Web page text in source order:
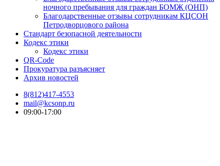
ночного пребывания для граждан БОМЖ (ОНП)
Благодарственные отзывы сотрудникам КЦСОН
Петродворцового района
Стандарт безопасной деятельности
Кодекс этики
Кодекс этики
QR-Code
Прокуратура разъясняет
Архив новостей
8(812)417-4553
mail@kcsonp.ru
09:00-17:00